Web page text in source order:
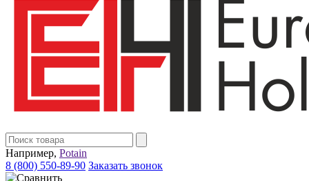
Например, Potain
8 (800) 550-89-90 Заказать звонок